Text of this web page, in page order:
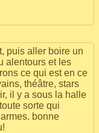
puis aller boire un
alentours et les
ce qui est en ce
théâtre, stars
il y a sous la halle
sorte qui
bonne